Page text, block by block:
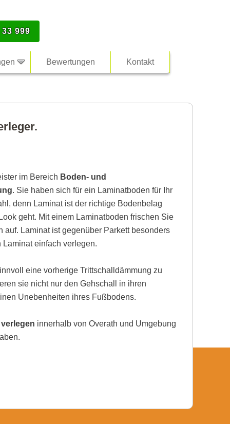
999
Bewertungen Kontakt
im Bereich Boden- und
. Sie haben sich für ein Laminatboden für Ihr
denn Laminat ist der richtige Bodenbelag
geht. Mit einem Laminatboden frischen Sie
Laminat ist gegenüber Parkett besonders
einfach verlegen.
eine vorherige Trittschalldämmung zu
sie nicht nur den Gehschall in ihren
Unebenheiten ihres Fußbodens.
innerhalb von Overath und Umgebung